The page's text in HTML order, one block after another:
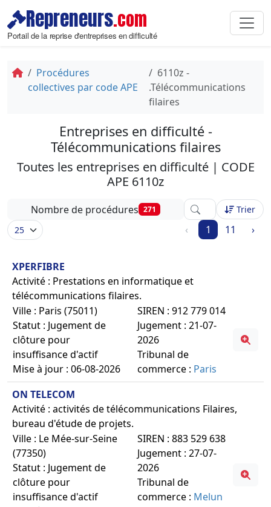
Repreneurs.com
Portail de la reprise d'entreprises en difficulté
Procédures
collectives par code APE
6110z -
.Télécommunications
filaires
Entreprises en difficulté -
Télécommunications filaires
Toutes les entreprises en difficulté | CODE
APE 6110z
Nombre de procédures 271 Affinez votreTrier
‹ 1 11 ›
XPERFIBRE
Activité : Prestations en informatique et
télécommunications filaires.
Ville : Paris (75011)
Statut : Jugement de
clôture pour
insuffisance d'actif
Mise à jour : 06-08-2026
SIREN : 912 779 014
Jugement : 21-07-
2026
Tribunal de
commerce : Paris
ON TELECOM
Activité : activités de télécommunications Filaires,
bureau d'étude de projets.
Ville : Le Mée-sur-Seine
(77350)
Statut : Jugement de
clôture pour
insuffisance d'actif
SIREN : 883 529 638
Jugement : 27-07-
2026
Tribunal de
commerce : Melun